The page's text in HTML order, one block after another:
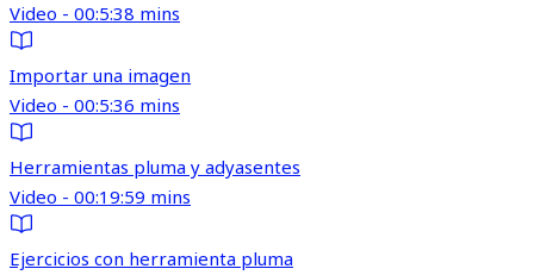
Video - 00:5:38 mins
Importar una imagen
Video - 00:5:36 mins
Herramientas pluma y adyasentes
Video - 00:19:59 mins
Ejercicios con herramienta pluma